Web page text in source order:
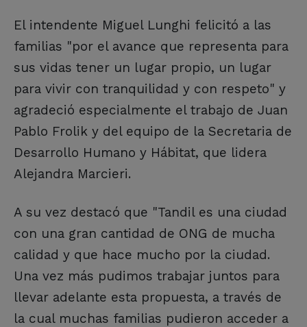
El intendente Miguel Lunghi felicitó a las
familias "por el avance que representa para
sus vidas tener un lugar propio, un lugar
para vivir con tranquilidad y con respeto" y
agradeció especialmente el trabajo de Juan
Pablo Frolik y del equipo de la Secretaria de
Desarrollo Humano y Hábitat, que lidera
Alejandra Marcieri.
A su vez destacó que "Tandil es una ciudad
con una gran cantidad de ONG de mucha
calidad y que hace mucho por la ciudad.
Una vez más pudimos trabajar juntos para
llevar adelante esta propuesta, a través de
la cual muchas familias pudieron acceder a